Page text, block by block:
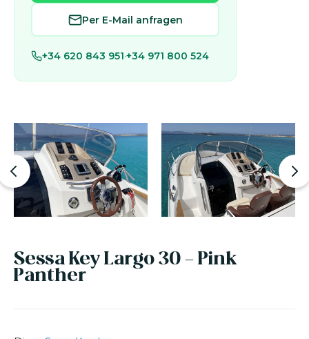
Per E-Mail anfragen
+34 620 843 951·+34 971 800 524
Sessa Key Largo 30 - Pink
Panther